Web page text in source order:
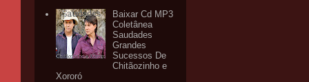
Baixar Cd MP3
Coletânea
Saudades
Grandes
Sucessos De
Chitãozinho e
Xororó